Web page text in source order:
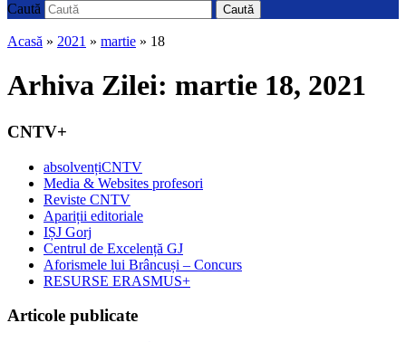
Caută Caută
Acasă » 2021 » martie » 18
Arhiva Zilei: martie 18, 2021
CNTV+
absolvențiCNTV
Media & Websites profesori
Reviste CNTV
Apariții editoriale
IȘJ Gorj
Centrul de Excelență GJ
Aforismele lui Brâncuși – Concurs
RESURSE ERASMUS+
Articole publicate